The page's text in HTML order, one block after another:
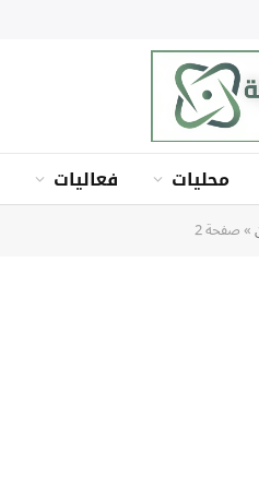
محليات فعاليات
»صفحة 2